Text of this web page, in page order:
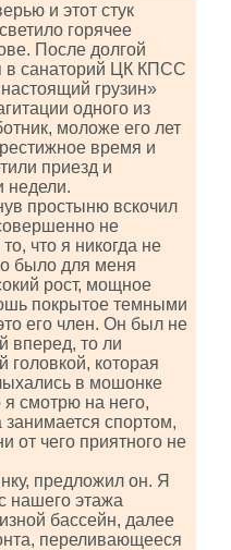
и этот стук
горячее
После долгой
в санаторий ЦК КПСС
грузин»
одного из
моложе его лет
время и
приезд и
недели.
простыню вскочил
не
что я никогда не
было для меня
рост, мощное
покрытое темными
его член. Он был не
вперед, то ли
головкой, которая
в мошонке
смотрю на него,
спортом,
от чего приятного не
предложил он. Я
нашего этажа
бассейн, далее
переливающееся